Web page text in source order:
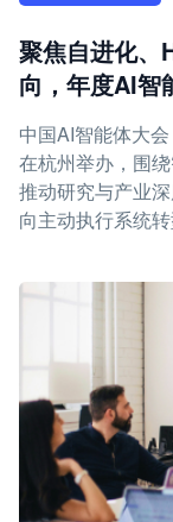
聚焦自进化
向，年度AI智
中国AI智能体大
在杭州举办，围
推动研究与产业
向主动执行系统转